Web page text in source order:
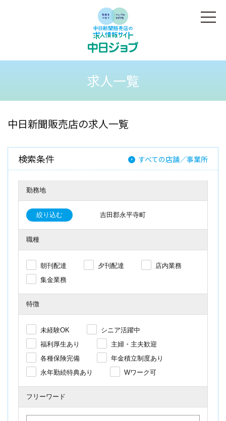
求人一覧
中日新聞販売店の求人一覧
検索条件 すべての店舗／事業所
勤務地
絞り込む 吉田郡永平寺町
職種
朝刊配達 夕刊配達
店内業務
集金業務
特徴
未経験OK
シニア活躍中
福利厚生あり
主婦・主夫歓迎
各種保険完備
年金積立制度あり
永年勤続特典あり
Wワーク可
フリーワード